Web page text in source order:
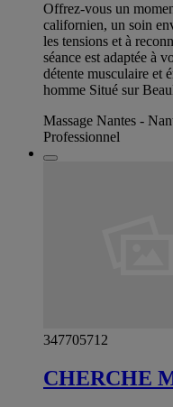
Offrez-vous un
californien, un soin
les tensions et à
séance est adaptée à
détente musculaire et
homme Situé sur
Massage Nantes -
Professionnel
347705712
CHERCHE